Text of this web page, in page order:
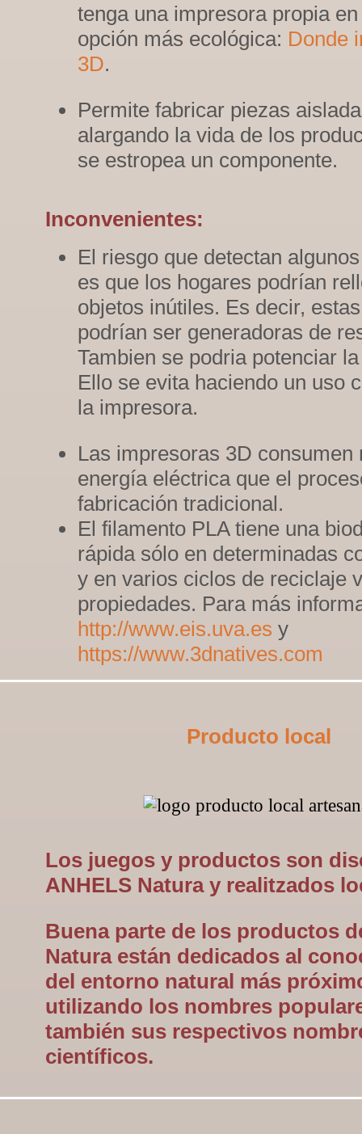
tenga una impresora propia
opción más ecológica: Donde
3D.
Permite fabricar piezas
alargando la vida de los
se estropea un componente.
Inconvenientes:
El riesgo que detectan
es que los hogares podrían
objetos inútiles. Es decir,
podrían ser generadoras de
Tambien se podria potenciar
Ello se evita haciendo un uso
la impresora.
Las impresoras 3D consumen
energía eléctrica que el
fabricación tradicional.
El filamento PLA tiene una
rápida sólo en determinadas
y en varios ciclos de reciclaje
propiedades. Para más
http://www.eis.uva.es y
https://www.3dnatives.com
Producto local
Los juegos y productos son
ANHELS Natura y realitzados
Buena parte de los productos
Natura están dedicados al
del entorno natural más
utilizando los nombres
también sus respectivos
científicos.